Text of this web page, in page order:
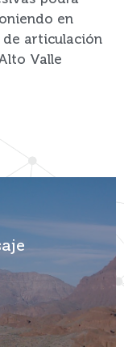
en
articulación
Valle